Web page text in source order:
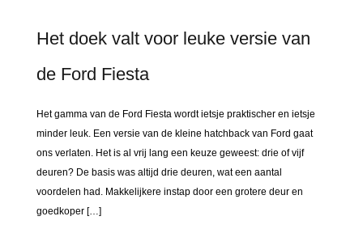
Het doek valt voor leuke versie van
de Ford Fiesta
Het gamma van de Ford Fiesta wordt ietsje praktischer en ietsje
minder leuk. Een versie van de kleine hatchback van Ford gaat
ons verlaten. Het is al vrij lang een keuze geweest: drie of vijf
deuren? De basis was altijd drie deuren, wat een aantal
voordelen had. Makkelijkere instap door een grotere deur en
goedkoper […]